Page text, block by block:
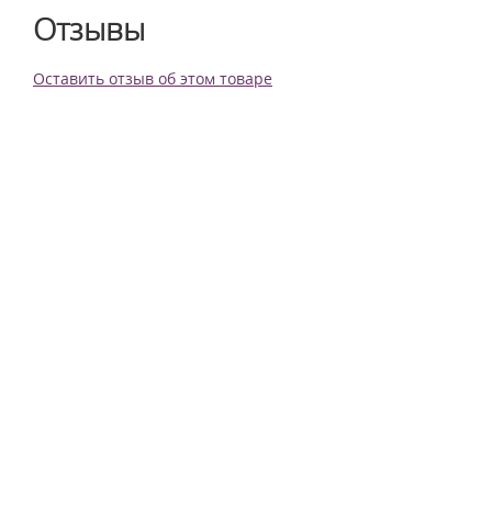
Отзывы
Оставить отзыв об этом товаре